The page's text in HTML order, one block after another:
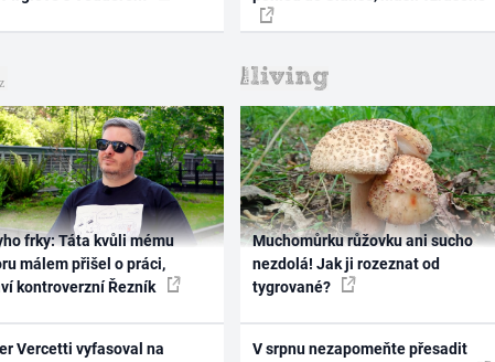
frky: Táta kvůli mému
málem přišel o práci,
kontroverzní Řezník
Vercetti vyfasoval na
Muchomůrku růžovku ani sucho
nezdolá! Jak ji rozeznat od
tygrované?
V srpnu nezapomeňte přesadit